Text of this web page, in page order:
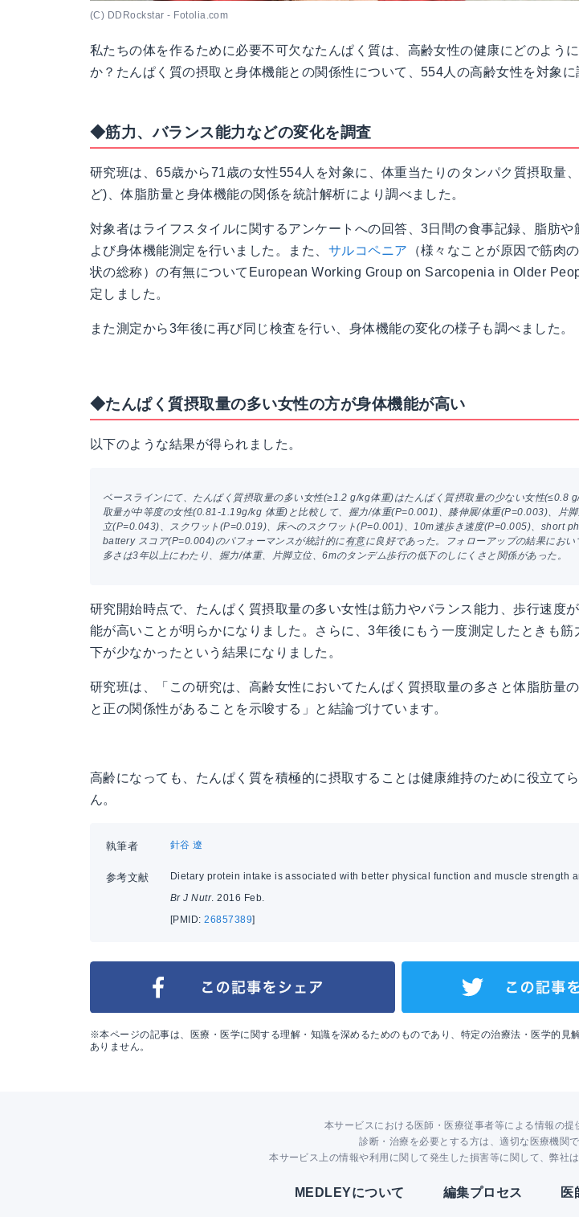
(C) DDRockstar - Fotolia.com
私たちの体を作るために必要不可欠なたんぱく質は、高齢女性の健康にどのよう
か？たんぱく質の摂取と身体機能との関係性について、554人の高齢女性を対象に
◆筋力、バランス能力などの変化を調査
研究班は、65歳から71歳の女性554人を対象に、体重当たりのタンパク質摂取量
ど)、体脂肪量と身体機能の関係を統計解析により調べました。
対象者はライフスタイルに関するアンケートへの回答、3日間の食事記録、脂肪や
よび身体機能測定を行いました。また、 サルコペニア （様々なことが原因で筋肉
状の総称）の有無についてEuropean Working Group on Sarcopenia in Older
定しました。
また測定から3年後に再び同じ検査を行い、身体機能の変化の様子も調べました。
◆たんぱく質摂取量の多い女性の方が身体機能が高い
以下のような結果が得られました。
ベースラインにて、たんぱく質摂取量の多い女性(≥1.2 g/kg体重)はたんぱく質摂取量の少ない女性(≤0.8
取量が中等度の女性(0.81-1.19g/kg 体重)と比較して、握力/体重(P=0.001)、膝伸展/体重(P=0.003)、片
立(P=0.043)、スクワット(P=0.019)、床へのスクワット(P=0.001)、10m速歩き速度(P=0.005)、short
battery スコア(P=0.004)のパフォーマンスが統計的に有意に良好であった。フォローアップの結果にお
多さは3年以上にわたり、握力/体重、片脚立位、6mのタンデム歩行の低下のしにくさと関係があった。
研究開始時点で、たんぱく質摂取量の多い女性は筋力やバランス能力、歩行速度
能が高いことが明らかになりました。さらに、3年後にもう一度測定したときも筋
下が少なかったという結果になりました。
研究班は、「この研究は、高齢女性においてたんぱく質摂取量の多さと体脂肪量
と正の関係性があることを示唆する」と結論づけています。
高齢になっても、たんぱく質を積極的に摂取することは健康維持のために役立て
ん。
執筆者 針谷 遼
参考文献
Dietary protein intake is associated with better physical function and muscle strength
Br J Nutr. 2016 Feb.
[PMID:26857389]
※本ページの記事は、医療・医学に関する理解・知識を深めるためのものであり、特定の治療法・医学的見
ありません。
本サービスにおける医師・医療従事者等による情報の提
診断・治療を必要とする方は、適切な医療機関
本サービス上の情報や利用に関して発生した損害等に関して、弊社
MEDLEYについて 編集プロセス 医